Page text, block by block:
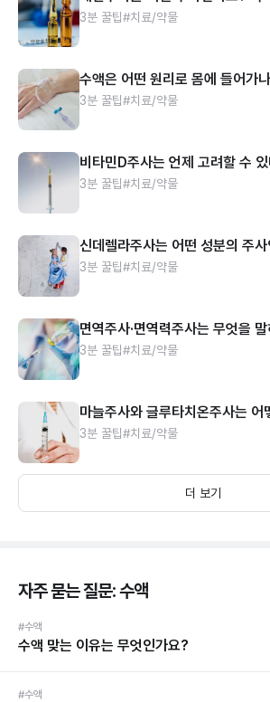
3분 꿀팁#치료/약물
수액은 어떤 원리로 몸에 들어가
3분 꿀팁#치료/약물
비타민D주사는 언제 고려할 수
3분 꿀팁#치료/약물
신데렐라주사는 어떤 성분의 주
3분 꿀팁#치료/약물
면역주사·면역력주사는 무엇을
3분 꿀팁#치료/약물
마늘주사와 글루타치온주사는 어
3분 꿀팁#치료/약물
더 보기
자주 묻는 질문: 수액
#수액
수액 맞는 이유는 무엇인가요?
#수액